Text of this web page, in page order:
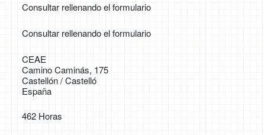
Consultar rellenando el formulario
Consultar rellenando el formulario
CEAE
Camino Caminás, 175
Castellón / Castelló
España
462 Horas